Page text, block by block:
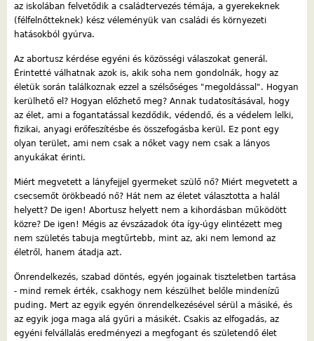
az iskolában felvetődik a családtervezés témája, a gyerekeknek
(félfelnőtteknek) kész véleményük van családi és környezeti
hatásokból gyúrva.
Az abortusz kérdése egyéni és közösségi válaszokat generál.
Érintetté válhatnak azok is, akik soha nem gondolnák, hogy az
életük során találkoznak ezzel a szélsőséges "megoldással". Hogyan
kerülhető el? Hogyan előzhető meg? Annak tudatosításával, hogy
az élet, ami a fogantatással kezdődik, védendő, és a védelem lelki,
fizikai, anyagi erőfeszítésbe és összefogásba kerül. Ez pont egy
olyan terület, ami nem csak a nőket vagy nem csak a lányos
anyukákat érinti.
Miért megvetett a lányfejjel gyermeket szülő nő? Miért megvetett a
csecsemőt örökbeadó nő? Hát nem az életet választotta a halál
helyett? De igen! Abortusz helyett nem a kihordásban működött
közre? De igen! Mégis az évszázadok óta így-úgy elintézett meg
nem születés tabuja megtűrtebb, mint az, aki nem lemond az
életről, hanem átadja azt.
Önrendelkezés, szabad döntés, egyén jogainak tiszteletben tartása
- mind remek érték, csakhogy nem készülhet belőle mindenízű
puding. Mert az egyik egyén önrendelkezésével sérül a másiké, és
az egyik joga maga alá gyűri a másikét. Csakis az elfogadás, az
egyéni felvállalás eredményezi a megfogant és születendő élet